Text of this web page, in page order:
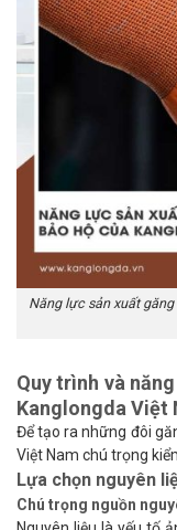
Năng lực sản xuất
Quy trình và
Kanglongda Việt
Để tạo ra những đôi
Việt Nam chú trọng
Lựa chọn nguyên
Chú trọng nguồn